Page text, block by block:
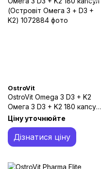
OstroVit
OstroVit Omega 3 D3 + K2
Омега 3 D3 + K2 180 капсул
(Островіт Омега 3 + D3 +
K2)
Ціну уточнюйте
Дізнатися ціну